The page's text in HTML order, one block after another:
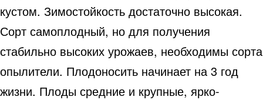
кустом. Зимостойкость достаточно высокая.
Сорт самоплодный, но для получения
стабильно высоких урожаев, необходимы сорта
опылители. Плодоносить начинает на 3 год
жизни. Плоды средние и крупные, ярко-